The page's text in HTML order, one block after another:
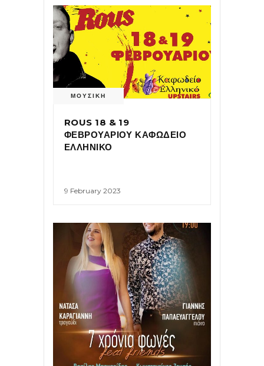
ΜΟΥΣΙΚΗ
ROUS 18 & 19
ΦΕΒΡΟΥΑΡΙΟΥ ΚΑΦΩΔΕΙΟ
ΕΛΛΗΝΙΚΟ
9 February 2023